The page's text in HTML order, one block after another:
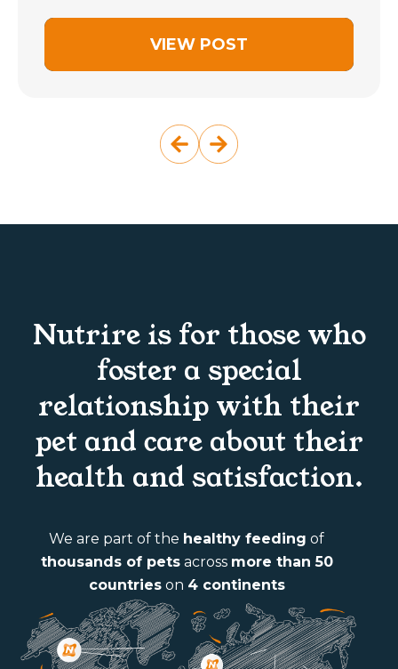
VIEW POST
Nutrire is for those who
foster a special
relationship with their
pet and care about their
health and satisfaction.
We are part of the healthy feeding of
thousands of petsacross more than 50
countrieson 4 continents